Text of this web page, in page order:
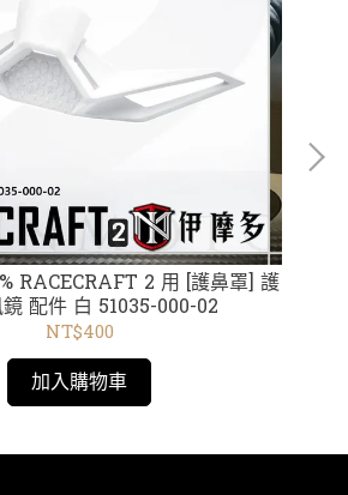
RACECRAFT 2 用 [護鼻罩] 護
配件 白 51035-000-02
NT$400
加入購物車